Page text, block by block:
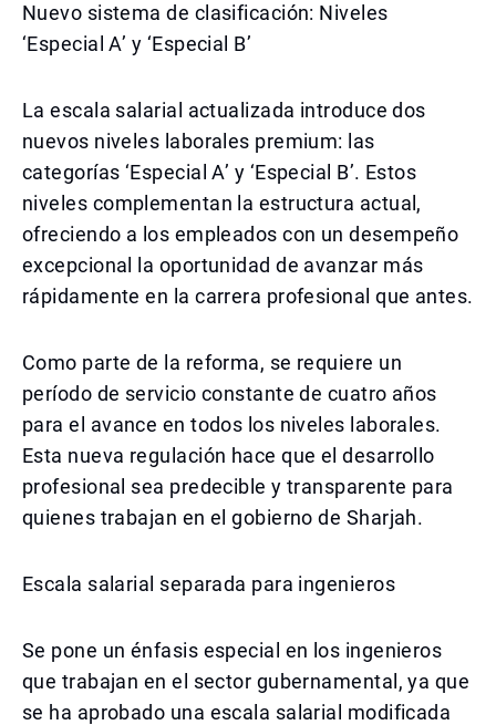
Nuevo sistema de clasificación: Niveles
‘Especial A’ y ‘Especial B’
La escala salarial actualizada introduce dos
nuevos niveles laborales premium: las
categorías ‘Especial A’ y ‘Especial B’. Estos
niveles complementan la estructura actual,
ofreciendo a los empleados con un desempeño
excepcional la oportunidad de avanzar más
rápidamente en la carrera profesional que antes.
Como parte de la reforma, se requiere un
período de servicio constante de cuatro años
para el avance en todos los niveles laborales.
Esta nueva regulación hace que el desarrollo
profesional sea predecible y transparente para
quienes trabajan en el gobierno de Sharjah.
Escala salarial separada para ingenieros
Se pone un énfasis especial en los ingenieros
que trabajan en el sector gubernamental, ya que
se ha aprobado una escala salarial modificada